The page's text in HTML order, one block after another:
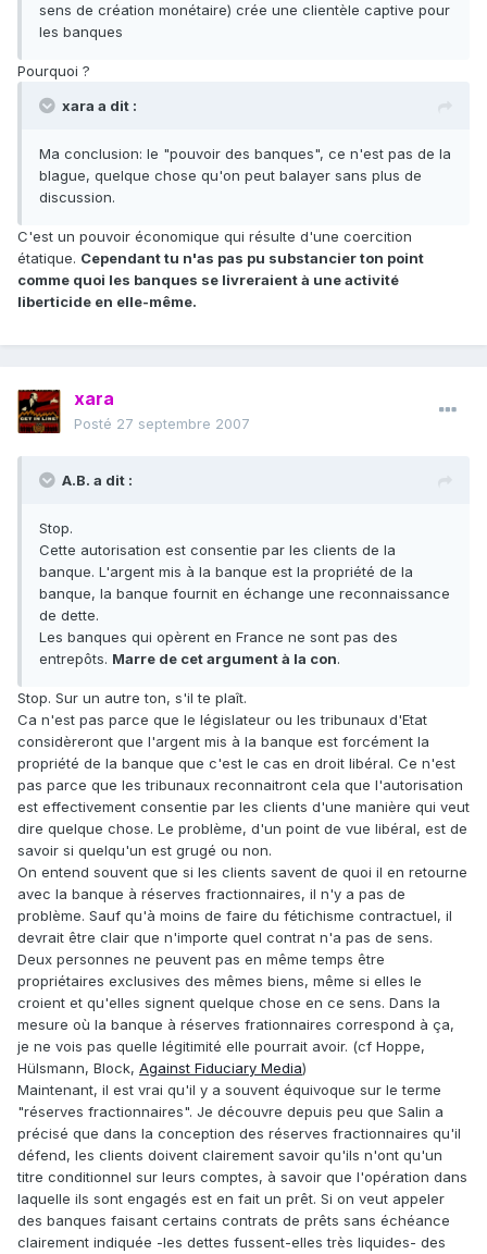
sens de création monétaire) crée une clientèle captive pour
les banques
Pourquoi ?
xara a dit :
Ma conclusion: le "pouvoir des banques", ce n'est pas de la
blague, quelque chose qu'on peut balayer sans plus de
discussion.
C'est un pouvoir économique qui résulte d'une coercition
étatique. Cependant tu n'as pas pu substancier ton point
comme quoi les banques se livreraient à une activité
liberticide en elle-même.
xara
Posté 27 septembre 2007
A.B. a dit :
Stop.
Cette autorisation est consentie par les clients de la
banque. L'argent mis à la banque est la propriété de la
banque, la banque fournit en échange une reconnaissance
de dette.
Les banques qui opèrent en France ne sont pas des
entrepôts. Marre de cet argument à la con.
Stop. Sur un autre ton, s'il te plaît.
Ca n'est pas parce que le législateur ou les tribunaux d'Etat
considèreront que l'argent mis à la banque est forcément la
propriété de la banque que c'est le cas en droit libéral. Ce n'est
pas parce que les tribunaux reconnaitront cela que l'autorisation
est effectivement consentie par les clients d'une manière qui veut
dire quelque chose. Le problème, d'un point de vue libéral, est de
savoir si quelqu'un est grugé ou non.
On entend souvent que si les clients savent de quoi il en retourne
avec la banque à réserves fractionnaires, il n'y a pas de
problème. Sauf qu'à moins de faire du fétichisme contractuel, il
devrait être clair que n'importe quel contrat n'a pas de sens.
Deux personnes ne peuvent pas en même temps être
propriétaires exclusives des mêmes biens, même si elles le
croient et qu'elles signent quelque chose en ce sens. Dans la
mesure où la banque à réserves frationnaires correspond à ça,
je ne vois pas quelle légitimité elle pourrait avoir. (cf Hoppe,
Hülsmann, Block, Against Fiduciary Media)
Maintenant, il est vrai qu'il y a souvent équivoque sur le terme
"réserves fractionnaires". Je découvre depuis peu que Salin a
précisé que dans la conception des réserves fractionnaires qu'il
défend, les clients doivent clairement savoir qu'ils n'ont qu'un
titre conditionnel sur leurs comptes, à savoir que l'opération dans
laquelle ils sont engagés est en fait un prêt. Si on veut appeler
des banques faisant certains contrats de prêts sans échéance
clairement indiquée -les dettes fussent-elles très liquides- des